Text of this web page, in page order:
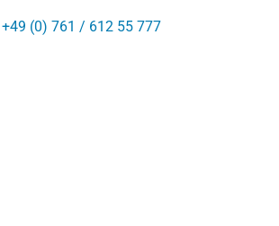
+49 (0) 761 / 612 55 777